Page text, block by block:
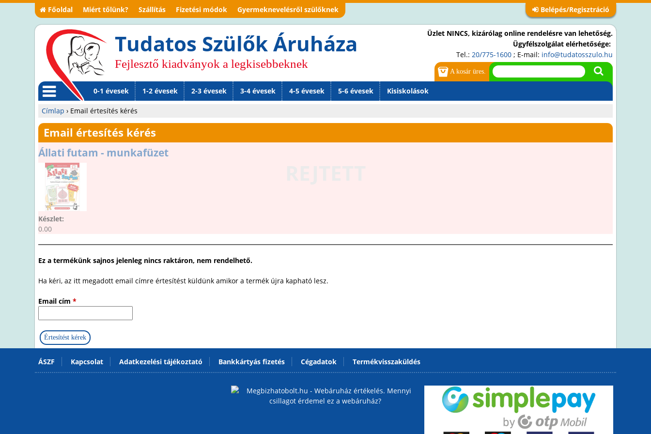
Jump to navigation
Főoldal Miért tőlünk? Szállítás Fizetési módok Gyermeknevelésről szülőknek Belépés/Regisztráció
Tudatos Szülők Áruháza
Fejlesztő kiadványok a legkisebbeknek
Üzlet NINCS, kizárólag online rendelésre van lehetőség.
Ügyfélszolgálat elérhetősége:
Tel.: 20/775-1600 ; E-mail: info@tudatosszulo.hu
Jelenlegi
hely
Címlap › Email értesítés kérés
Email értesítés kérés
Állati futam - munkafüzet
Készlet:
0.00
Ez a termékünk sajnos jelenleg nincs raktáron, nem rendelhető.
Ha kéri, az itt megadott email címre értesítést küldünk amikor a termék újra kapható lesz.
Email cím *
A kosár üres.
M
en
ü
0-1 évesek 1-2 évesek 2-3 évesek 3-4 évesek 4-5 évesek 5-6 évesek Kisiskolások
ÁSZF Kapcsolat Adatkezelési tájékoztató Bankkártyás fizetés Cégadatok Termékvisszaküldés